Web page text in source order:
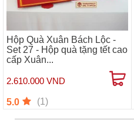
Hộp Quà Xuân Bách Lộc -
Set 27 - Hộp quà tặng tết cao
cấp Xuân...
2.610.000 VND
5.0 (1)